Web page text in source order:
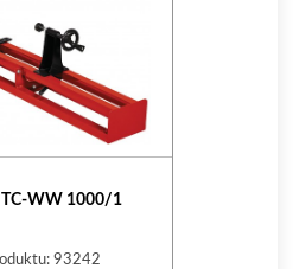
TC-WW 1000/1
93242